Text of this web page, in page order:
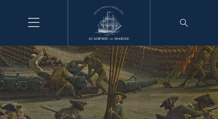
Aller
au
contenu